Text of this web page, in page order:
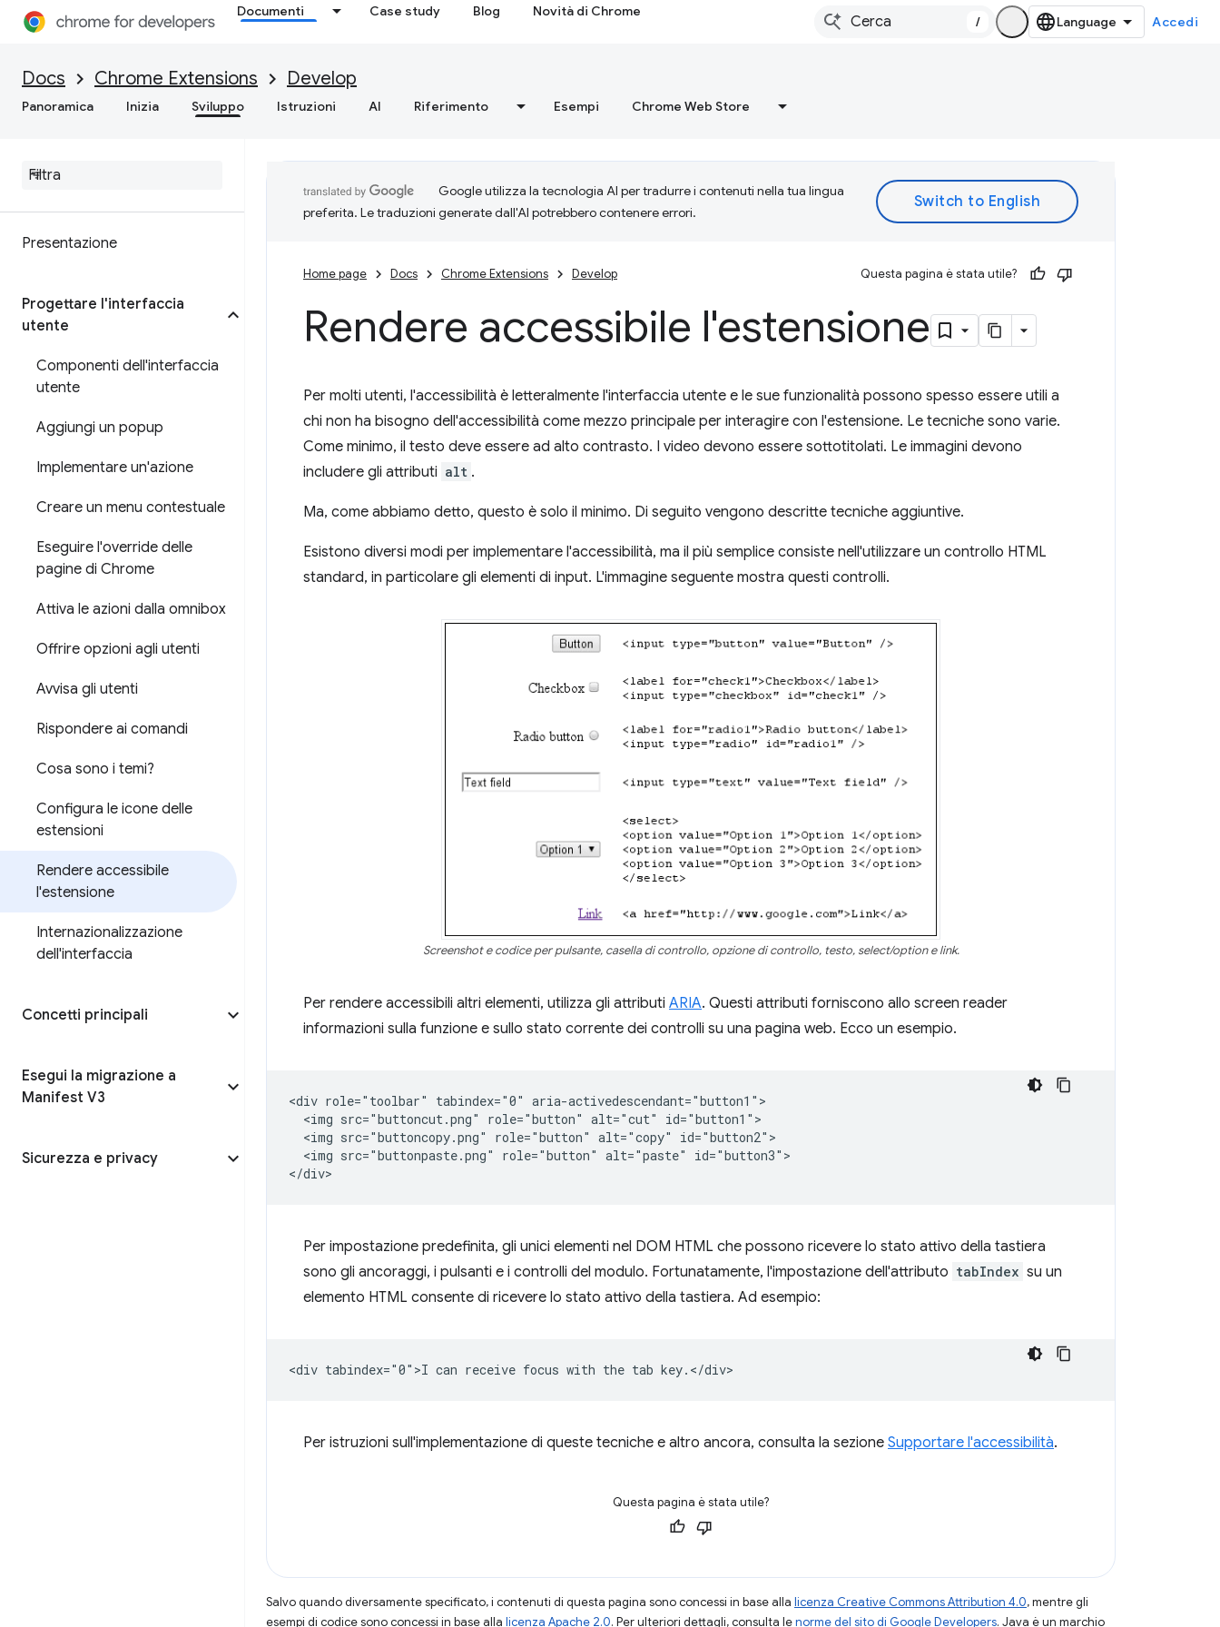
Documenti Case study Blog Novità di Chrome
/ Accedi
Docs Chrome Extensions Develop
Panoramica Inizia Sviluppo Istruzioni AI Riferimento Esempi Chrome Web Store
Presentazione
Progettare l'interfaccia
utente
Componenti dell'interfaccia
utente
Aggiungi un popup
Implementare un'azione
Creare un menu contestuale
Eseguire l'override delle
pagine di Chrome
Attiva le azioni dalla omnibox
Offrire opzioni agli utenti
Avvisa gli utenti
Rispondere ai comandi
Cosa sono i temi?
Configura le icone delle
estensioni
Rendere accessibile
l'estensione
Internazionalizzazione
dell'interfaccia
Concetti principali
Esegui la migrazione a
Manifest V3
Sicurezza e privacy
Google utilizza la tecnologia AI per tradurre i contenuti nella tua lingua
preferita. Le traduzioni generate dall'AI potrebbero contenere errori.
Home page Docs Chrome Extensions Develop Questa pagina è stata utile?
Rendere accessibile l'estensione
Per molti utenti, l'accessibilità è letteralmente l'interfaccia utente e le sue funzionalità possono spesso essere utili a
chi non ha bisogno dell'accessibilità come mezzo principale per interagire con l'estensione. Le tecniche sono varie.
Come minimo, il testo deve essere ad alto contrasto. I video devono essere sottotitolati. Le immagini devono
includere gli attributi alt .
Ma, come abbiamo detto, questo è solo il minimo. Di seguito vengono descritte tecniche aggiuntive.
Esistono diversi modi per implementare l'accessibilità, ma il più semplice consiste nell'utilizzare un controllo HTML
standard, in particolare gli elementi di input. L'immagine seguente mostra questi controlli.
Screenshot e codice per pulsante, casella di controllo, opzione di controllo, testo, select/option e link.
Per rendere accessibili altri elementi, utilizza gli attributi ARIA. Questi attributi forniscono allo screen reader
informazioni sulla funzione e sullo stato corrente dei controlli su una pagina web. Ecco un esempio.
<div role="toolbar" tabindex="0" aria-activedescendant="button1">
  <img src="buttoncut.png" role="button" alt="cut" id="button1">
  <img src="buttoncopy.png" role="button" alt="copy" id="button2">
  <img src="buttonpaste.png" role="button" alt="paste" id="button3">
Per impostazione predefinita, gli unici elementi nel DOM HTML che possono ricevere lo stato attivo della tastiera
sono gli ancoraggi, i pulsanti e i controlli del modulo. Fortunatamente, l'impostazione dell'attributo tabIndex su un
elemento HTML consente di ricevere lo stato attivo della tastiera. Ad esempio:
Per istruzioni sull'implementazione di queste tecniche e altro ancora, consulta la sezione Supportare l'accessibilità.
Questa pagina è stata utile?
Salvo quando diversamente specificato, i contenuti di questa pagina sono concessi in base alla licenza Creative Commons Attribution 4.0, mentre gli
esempi di codice sono concessi in base alla licenza Apache 2.0. Per ulteriori dettagli, consulta lenorme del sito di Google Developers. Java è un marchio